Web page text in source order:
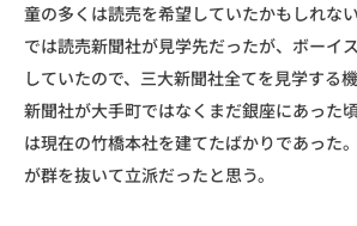
童の多くは読売を希望していたかもしれな
では読売新聞社が見学先だったが、ボーイ
していたので、三大新聞社全てを見学する
新聞社が大手町ではなくまだ銀座にあった
は現在の竹橋本社を建てたばかりであった
が群を抜いて立派だったと思う。